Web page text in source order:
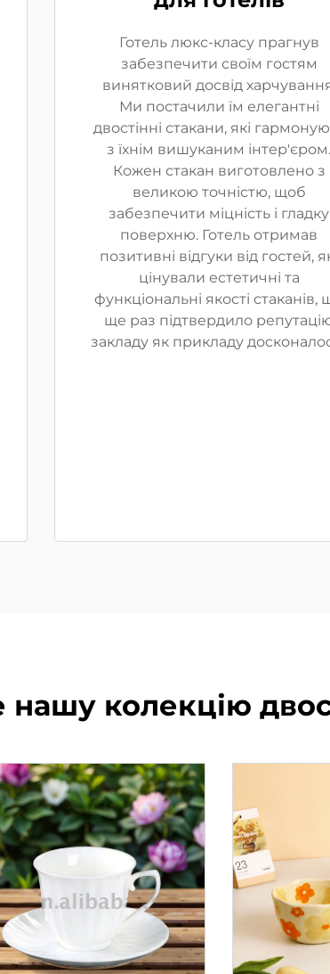
Готель люкс-класу прагнув
забезпечити своїм гостям
винятковий досвід
Ми постачили їм елегантні
двостінні стакани, які
з їхнім вишуканим інтер'єром.
Кожен стакан виготовлено з
великою точністю, щоб
забезпечити міцність і гладку
поверхню. Готель отримав
позитивні відгуки від гостей,
цінували естетичні та
функціональні якості стаканів,
ще раз підтвердило
закладу як прикладу
нашу колекцію